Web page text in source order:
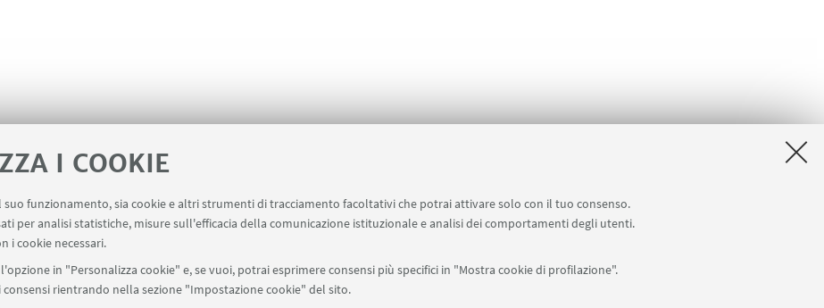
I COOKIE
funzionamento, sia cookie e altri strumenti di tracciamento facoltativi che potrai attivare solo con il tuo consenso.
per analisi statistiche, misure sull'efficacia della comunicazione istituzionale e analisi dei comportamenti degli utenti.
i cookie necessari.
in "Personalizza cookie" e, se vuoi, potrai esprimere consensi più specifici in "Mostra cookie di profilazione".
rientrando nella sezione "Impostazione cookie" del sito.